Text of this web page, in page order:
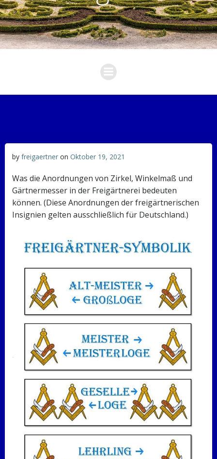
by freigaertner on Oktober 19, 2021
Was die Anordnungen von Zirkel, Winkelmaß und
Gärtnermesser in der Freigärtnerei bedeuten
können. (Diese Anordnungen der freigärtnerischen
Insignien gelten ausschließlich für Deutschland.)